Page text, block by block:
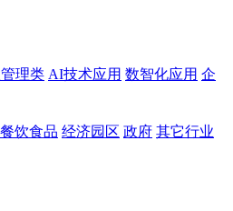
理类 AI技术应用 数智化应用 企
餐饮食品 经济园区 政府 其它行业